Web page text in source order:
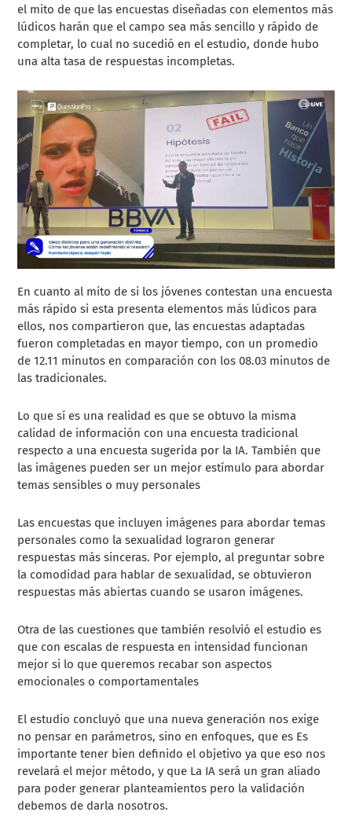
el mito de que las encuestas diseñadas con elementos más
lúdicos harán que el campo sea más sencillo y rápido de
completar, lo cual no sucedió en el estudio, donde hubo
una alta tasa de respuestas incompletas.
En cuanto al mito de si los jóvenes contestan una encuesta
más rápido si esta presenta elementos más lúdicos para
ellos, nos compartieron que, las encuestas adaptadas
fueron completadas en mayor tiempo, con un promedio
de 12.11 minutos en comparación con los 08.03 minutos de
las tradicionales.
Lo que sí es una realidad es que se obtuvo la misma
calidad de información con una encuesta tradicional
respecto a una encuesta sugerida por la IA. También que
las imágenes pueden ser un mejor estímulo para abordar
temas sensibles o muy personales
Las encuestas que incluyen imágenes para abordar temas
personales como la sexualidad lograron generar
respuestas más sinceras. Por ejemplo, al preguntar sobre
la comodidad para hablar de sexualidad, se obtuvieron
respuestas más abiertas cuando se usaron imágenes​.
Otra de las cuestiones que también resolvió el estudio es
que con escalas de respuesta en intensidad funcionan
mejor si lo que queremos recabar son aspectos
emocionales o comportamentales
El estudio concluyó que una nueva generación nos exige
no pensar en parámetros, sino en enfoques, que es Es
importante tener bien definido el objetivo ya que eso nos
revelará el mejor método, y que La IA será un gran aliado
para poder generar planteamientos pero la validación
debemos de darla nosotros.